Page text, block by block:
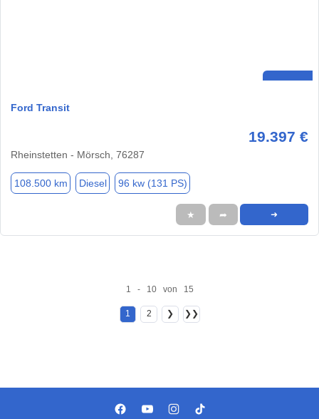
Ford Transit
19.397 €
Rheinstetten - Mörsch, 76287
108.500 km Diesel 96 kw (131 PS)
★ ➦ ➜
1 - 10 von 15
1 2 ❯ ❯❯